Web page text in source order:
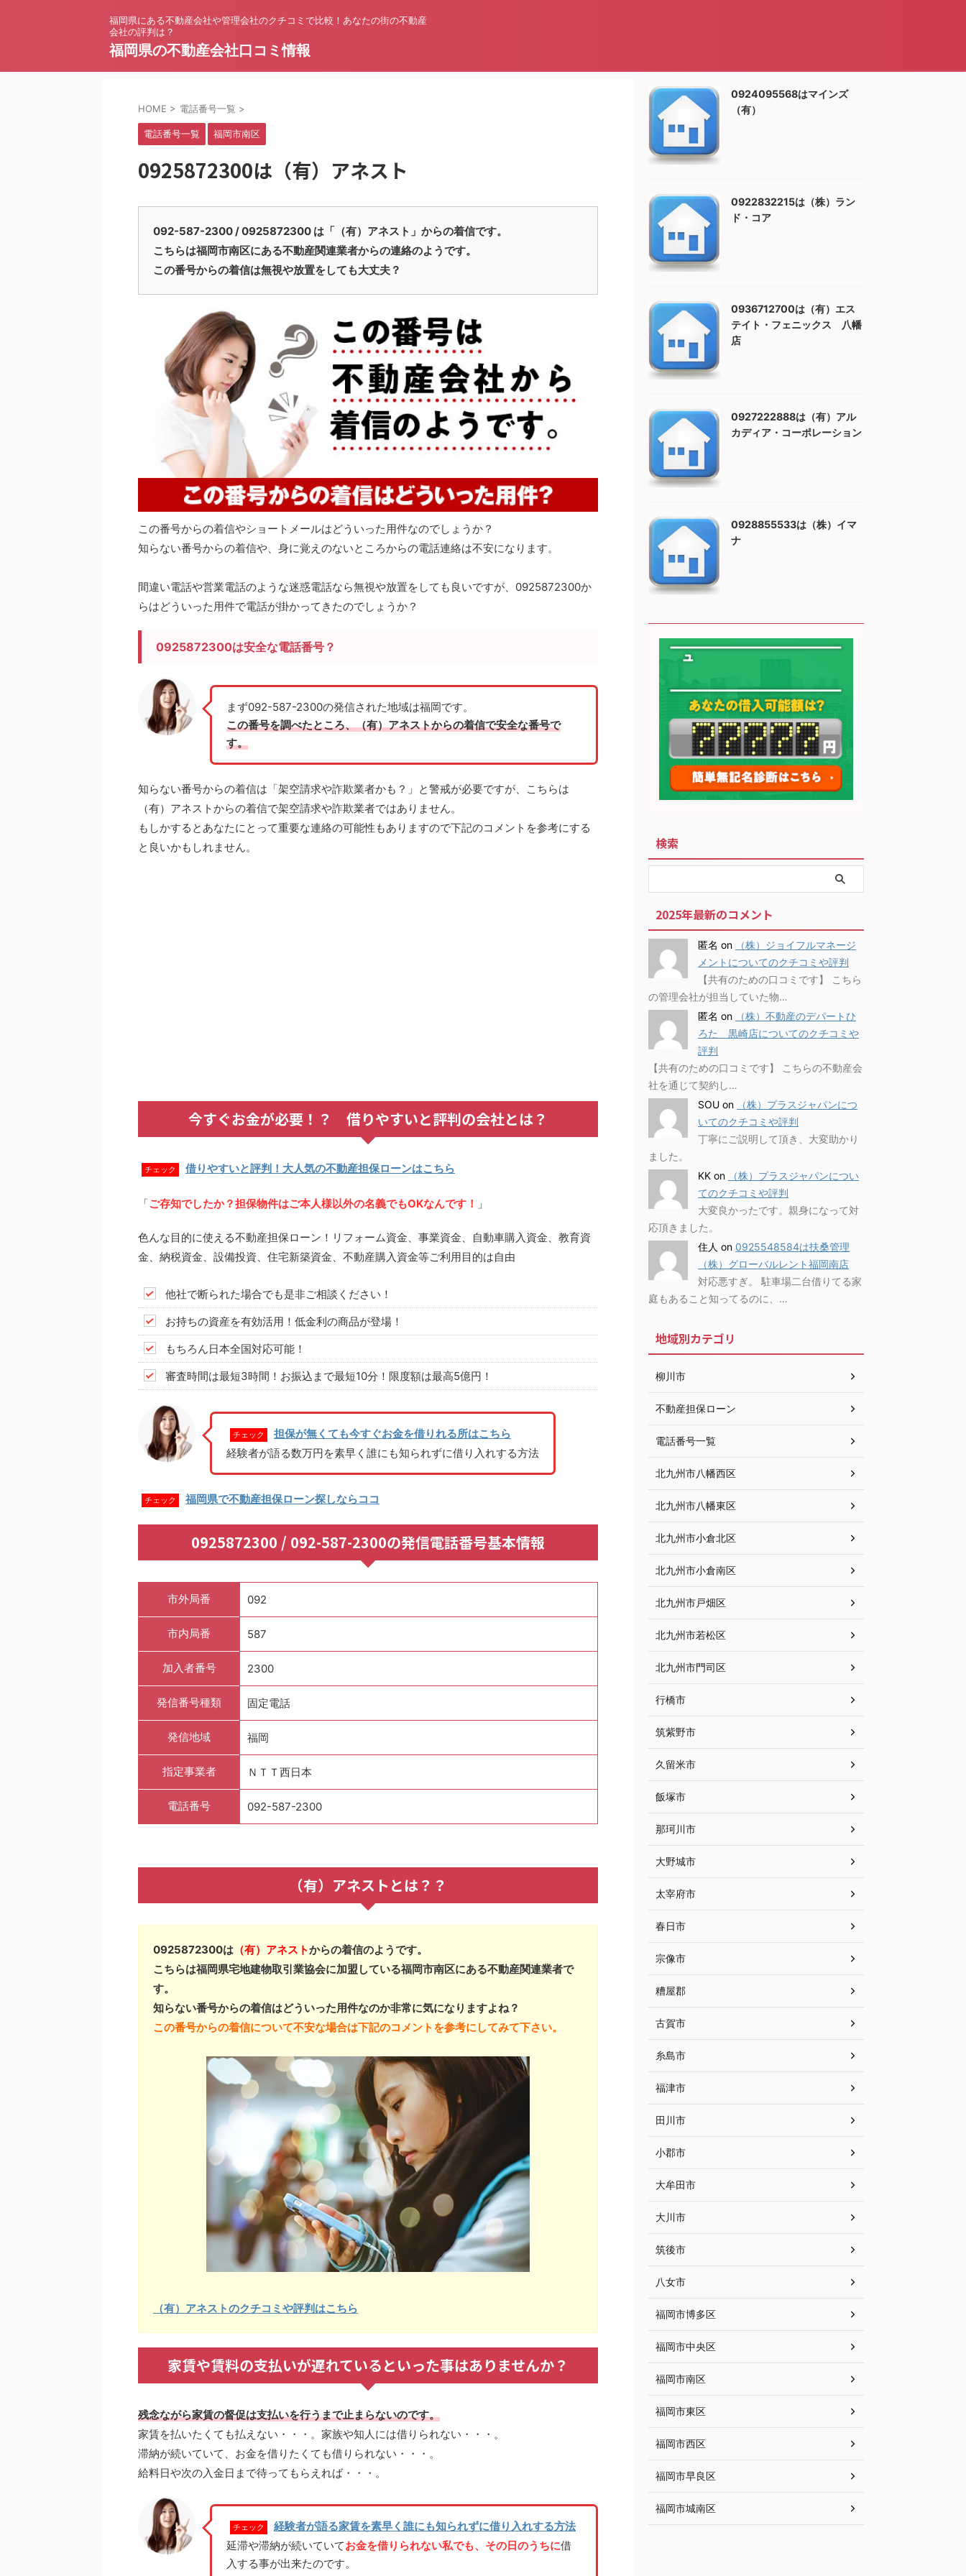
福岡県にある不動産会社や管理会社のクチコミで比較！あなたの街の不動産
会社の評判は？
福岡県の不動産会社口コミ情報
HOME > 電話番号一覧 >
電話番号一覧 福岡市南区
0925872300は（有）アネスト
092-587-2300 / 0925872300 は「（有）アネスト」からの着信です。
こちらは福岡市南区にある不動産関連業者からの連絡のようです。
この番号からの着信は無視や放置をしても大丈夫？
この番号からの着信やショートメールはどういった用件なのでしょうか？
知らない番号からの着信や、身に覚えのないところからの電話連絡は不安になります。
間違い電話や営業電話のような迷惑電話なら無視や放置をしても良いですが、0925872300か
らはどういった用件で電話が掛かってきたのでしょうか？
0925872300は安全な電話番号？
まず092-587-2300の発信された地域は福岡です。
この番号を調べたところ、（有）アネストからの着信で安全な番号で
す。
知らない番号からの着信は「架空請求や詐欺業者かも？」と警戒が必要ですが、こちらは
（有）アネストからの着信で架空請求や詐欺業者ではありません。
もしかするとあなたにとって重要な連絡の可能性もありますので下記のコメントを参考にする
と良いかもしれません。
今すぐお金が必要！？ 借りやすいと評判の会社とは？
チェック 借りやすいと評判！大人気の不動産担保ローンはこちら
「ご存知でしたか？担保物件はご本人様以外の名義でもOKなんです！ 」
色んな目的に使える不動産担保ローン！リフォーム資金、事業資金、自動車購入資金、教育資
金、納税資金、設備投資、住宅新築資金、不動産購入資金等ご利用目的は自由
他社で断られた場合でも是非ご相談ください！
お持ちの資産を有効活用！低金利の商品が登場！
もちろん日本全国対応可能！
審査時間は最短3時間！お振込まで最短10分！限度額は最高5億円！
チェック
担保が無くても今すぐお金を借りれる所はこちら
経験者が語る数万円を素早く誰にも知られずに借り入れする方法
チェック 福岡県で不動産担保ローン探しならココ
0925872300 / 092-587-2300の発信電話番号基本情報
市外局番 092
市内局番 587
加入者番号 2300
発信番号種類 固定電話
発信地域 福岡
指定事業者 ＮＴＴ西日本
電話番号 092-587-2300
（有）アネストとは？？
0925872300は （有）アネストからの着信のようです。
こちらは福岡県宅地建物取引業協会に加盟している福岡市南区にある不動産関連業者で
す。
知らない番号からの着信はどういった用件なのか非常に気になりますよね？
この番号からの着信について不安な場合は下記のコメントを参考にしてみて下さい。
（有）アネストのクチコミや評判はこちら
家賃や賃料の支払いが遅れているといった事はありませんか？
残念ながら家賃の督促は支払いを行うまで止まらないのです。
家賃を払いたくても払えない・・・。家族や知人には借りられない・・・。
滞納が続いていて、お金を借りたくても借りられない・・・。
給料日や次の入金日まで待ってもらえれば・・・。
チェック
経験者が語る家賃を素早く誰にも知られずに借り入れする方法
延滞や滞納が続いていてお金を借りられない私でも、その日のうちに借
入する事が出来たのです。
0924095568はマインズ
（有）
0922832215は（株）ラン
ド・コア
0936712700は（有）エス
テイト・フェニックス 八幡
店
0927222888は（有）アル
カディア・コーポレーション
0928855533は（株）イマ
ナ
検索
2025年最新のコメント
匿名 on
（株）ジョイフルマネージ
メントについてのクチコミや評判
【共有のための口コミです】 こちら
の管理会社が担当していた物…
匿名 on
（株）不動産のデパートひ
ろた 黒崎店についてのクチコミや
評判
【共有のための口コミです】 こちらの不動産会
社を通じて契約し…
SOU on
（株）プラスジャパンにつ
いてのクチコミや評判
丁寧にご説明して頂き、大変助かり
ました。
KK on
（株）プラスジャパンについ
てのクチコミや評判
大変良かったです。親身になって対
応頂きました。
住人 on 0925548584は扶桑管理
（株）グローバルレント福岡南店
対応悪すぎ。 駐車場二台借りてる家
庭もあること知ってるのに、…
地域別カテゴリ
柳川市
不動産担保ローン
電話番号一覧
北九州市八幡西区
北九州市八幡東区
北九州市小倉北区
北九州市小倉南区
北九州市戸畑区
北九州市若松区
北九州市門司区
行橋市
筑紫野市
久留米市
飯塚市
那珂川市
大野城市
太宰府市
春日市
宗像市
糟屋郡
古賀市
糸島市
福津市
田川市
小郡市
大牟田市
大川市
筑後市
八女市
福岡市博多区
福岡市中央区
福岡市南区
福岡市東区
福岡市西区
福岡市早良区
福岡市城南区